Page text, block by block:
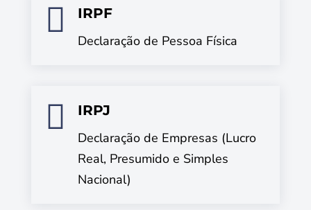

IRPF
Declaração de Pessoa Física

IRPJ
Declaração de Empresas (Lucro
Real, Presumido e Simples
Nacional)